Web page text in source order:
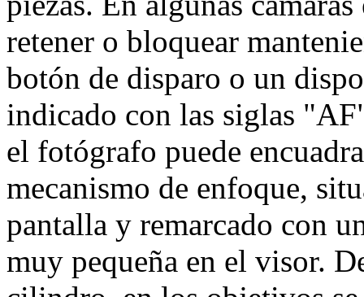
retener o bloquear
botón de disparo o un
indicado con las siglas
el fotógrafo puede
mecanismo de enfoque,
pantalla y remarcado con
muy pequeña en el visor.